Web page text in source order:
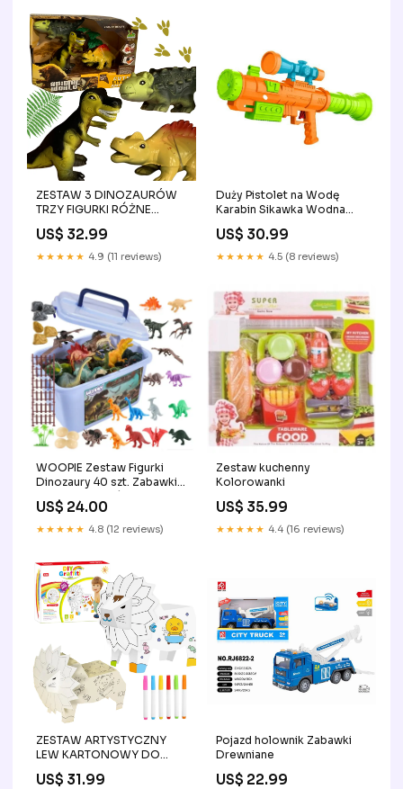
ZESTAW 3 DINOZAURÓW
TRZY FIGURKI RÓŻNE
ZESTAW DLA DZIECI Lekarz
US$ 32.99
★★★★★ 4.9 (11 reviews)
Duży Pistolet na Wodę
Karabin Sikawka Wodna
66Cm Układanki
magnetyczne
US$ 30.99
★★★★★ 4.5 (8 reviews)
WOOPIE Zestaw Figurki
Dinozaury 40 szt. Zabawki
do nauki kolorów
US$ 24.00
★★★★★ 4.8 (12 reviews)
Zestaw kuchenny
Kolorowanki
US$ 35.99
★★★★★ 4.4 (16 reviews)
ZESTAW ARTYSTYCZNY
LEW KARTONOWY DO
KOLOROWANKA MAZAKI
US$ 31.99
Pojazd holownik Zabawki
Drewniane
US$ 22.99